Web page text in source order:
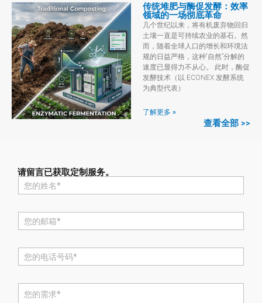
传统堆肥与酶促发酵：效率
领域的一场彻底革命
几个世纪以来，将有机废弃物回归
土壤一直是可持续农业的基石。然
而，随着全球人口的增长和环境法
规的日益严格，这种“自然”分解的
速度已显得力不从心。 此时，酶促
发酵技术（以 ECONEX 发酵系统
为典型代表）
了解更多 »
查看全部 >>
请留言已获取定制服务。
称
邮
话
论